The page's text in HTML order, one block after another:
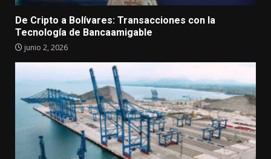
De Cripto a Bolívares: Transacciones con la
Tecnología de Bancaamigable
junio 2, 2026